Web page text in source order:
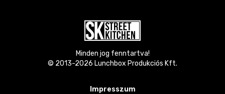
Minden jog fenntartva!
© 2013-2026 Lunchbox Produkciós Kft.
Impresszum